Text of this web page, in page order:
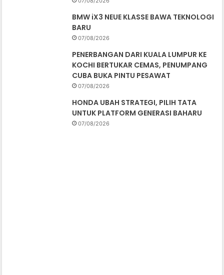
BMW iX3 NEUE KLASSE BAWA TEKNOLOGI
BARU
07/08/2026
PENERBANGAN DARI KUALA LUMPUR KE
KOCHI BERTUKAR CEMAS, PENUMPANG
CUBA BUKA PINTU PESAWAT
07/08/2026
HONDA UBAH STRATEGI, PILIH TATA
UNTUK PLATFORM GENERASI BAHARU
07/08/2026